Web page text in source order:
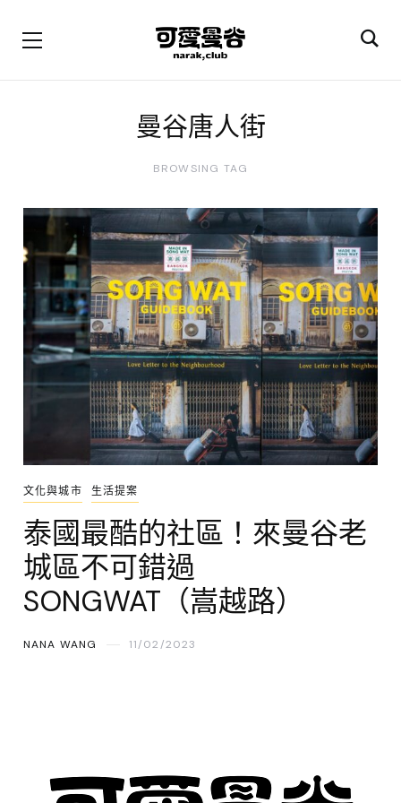
曼谷唐人街
BROWSING TAG
文化與城市 生活提案
泰國最酷的社區！來曼谷老
城區不可錯過
SONGWAT（嵩越路）
NANA WANG 11/02/2023